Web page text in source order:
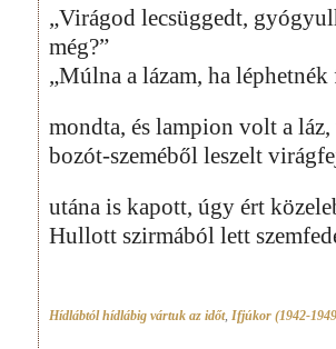
„Virágod lecsüggedt,
még?”
„Múlna a lázam, ha léphetnék
mondta, és lampion volt a
bozót-szeméből leszelt
utána is kapott, úgy ért
Hullott szirmából lett
Hídlábtól hídlábig vártuk az időt, Ifjúkor (1942-